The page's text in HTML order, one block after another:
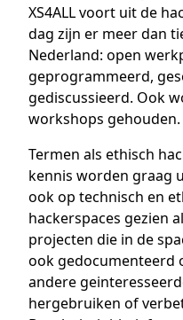
XS4ALL voort uit de
dag zijn er meer dan
Nederland: open
geprogrammeerd,
gediscussieerd. Ook
workshops gehouden.
Termen als ethisch
kennis worden graag
ook op technisch en
hackerspaces gezien
projecten die in de
ook gedocumenteerd
andere
hergebruiken of